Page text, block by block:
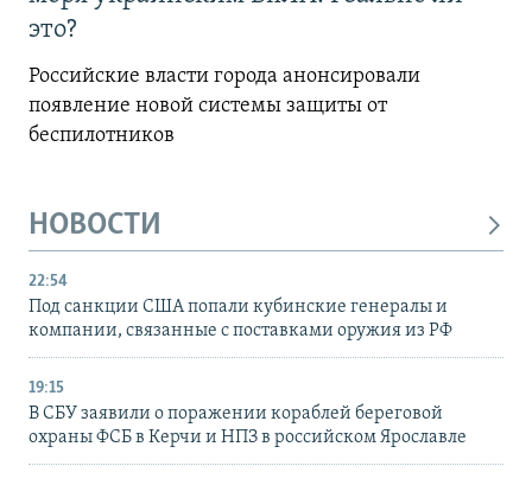
это?
Российские власти города анонсировали
появление новой системы защиты от
беспилотников
НОВОСТИ
22:54
Под санкции США попали кубинские генералы и
компании, связанные с поставками оружия из РФ
19:15
В СБУ заявили о поражении кораблей береговой
охраны ФСБ в Керчи и НПЗ в российском Ярославле